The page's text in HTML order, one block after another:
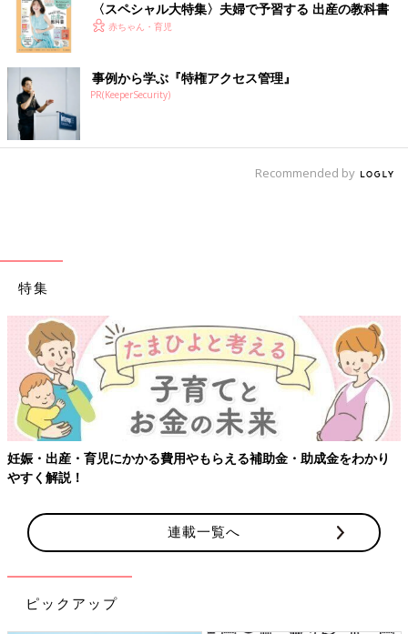
〈スペシャル大特集〉夫婦で予習する 出産の教科書
赤ちゃん・育児
事例から学ぶ『特権アクセス管理』
PR(KeeperSecurity)
Recommended by
特集
妊娠・出産・育児にかかる費用やもらえる補助金・助成金をわかり
やすく解説！
連載一覧へ
ピックアップ